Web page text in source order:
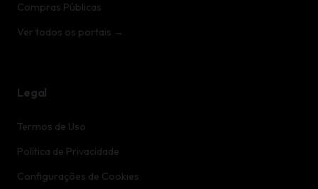
Compras Públicas
Ver todos os portais →
Legal
Termos de Uso
Política de Privacidade
Configurações de Cookies